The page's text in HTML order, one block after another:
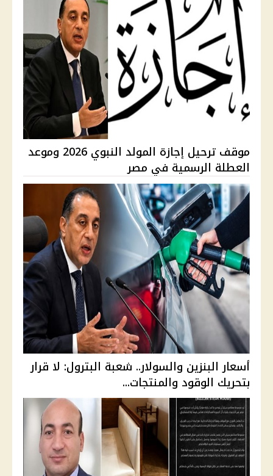
موقف ترحيل إجازة المولد النبوي 2026 وموعد
العطلة الرسمية في مصر
أسعار البنزين والسولار.. شعبة البترول: لا قرار
بتحريك الوقود والمنتجات...